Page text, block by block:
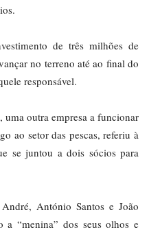
de três milhões de
no terreno até ao final do
responsável.
outra empresa a funcionar
ao setor das pescas, referiu à
se juntou a dois sócios para
António Santos e João
a “menina” dos seus olhos e